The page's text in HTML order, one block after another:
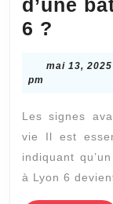
d’une
6 ?
si
est
venu
mai 13, 2025
pm
Les signes
vie Il est
indiquant
à Lyon 6